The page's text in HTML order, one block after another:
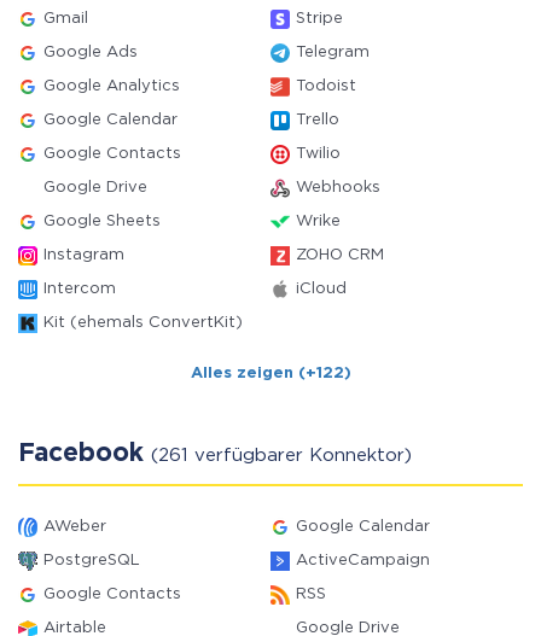
Gmail Stripe
Google Ads Telegram
Google Analytics Todoist
Google Calendar Trello
Google Contacts Twilio
Google Drive Webhooks
Google Sheets Wrike
Instagram ZOHO CRM
Intercom iCloud
Kit (ehemals ConvertKit)
Alles zeigen (+122)
Facebook (261 verfügbarer Konnektor)
AWeber Google Calendar
PostgreSQL ActiveCampaign
Google Contacts RSS
Airtable Google Drive